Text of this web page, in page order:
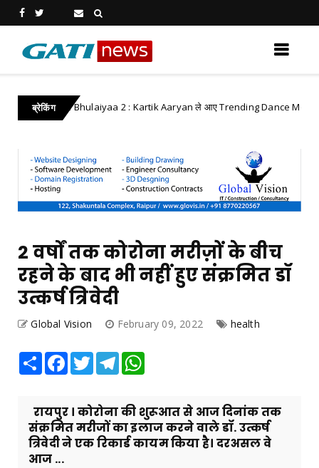
ब्रेकिंग
Bhool Bhulaiyaa 2 : Kartik Aaryan ले आए Trending Dance Move
2 वर्षों तक कोरोना मरीज़ों के बीच
रहने के बाद भी नहीं हुए संक्रमित डॉ
उत्कर्ष त्रिवेदी
Global Vision February 09, 2022 health
Share Facebook
TwitterTelegram
रायपुर । कोरोना की शुरूआत से आज दिनांक तक
संक्रमित मरीजों का इलाज करने वाले डॉ. उत्कर्ष
त्रिवेदी ने एक रिकार्ड ​कायम किया है। दरअसल वे
आज ...